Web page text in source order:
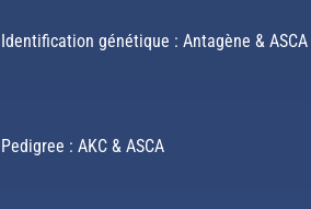
Identification génétique : Antagène & ASCA
Pedigree : AKC & ASCA